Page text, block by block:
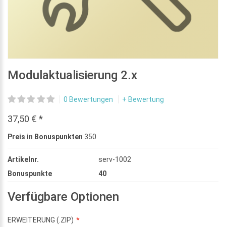
Modulaktualisierung 2.x
0 Bewertungen + Bewertung
37,50 € *
Preis in Bonuspunkten 350
Artikelnr.
serv-1002
Bonuspunkte
40
Verfügbare Optionen
ERWEITERUNG (.ZIP)